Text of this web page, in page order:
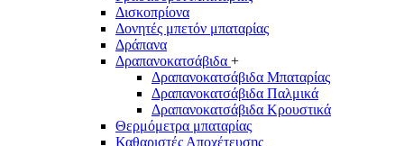
Δισκοπρίονα
Δονητές μπετόν μπαταρίας
Δράπανα
Δραπανοκατσάβιδα +
Δραπανοκατσάβιδα Μπαταρίας
Δραπανοκατσάβιδα Παλμικά
Δραπανοκατσάβιδα Κρουστικά
Θερμόμετρα μπαταρίας
Καθαριστές Αποχέτευσης